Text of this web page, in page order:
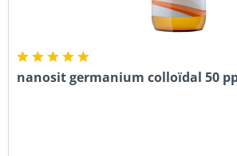
nanosit germanium colloïdal 50